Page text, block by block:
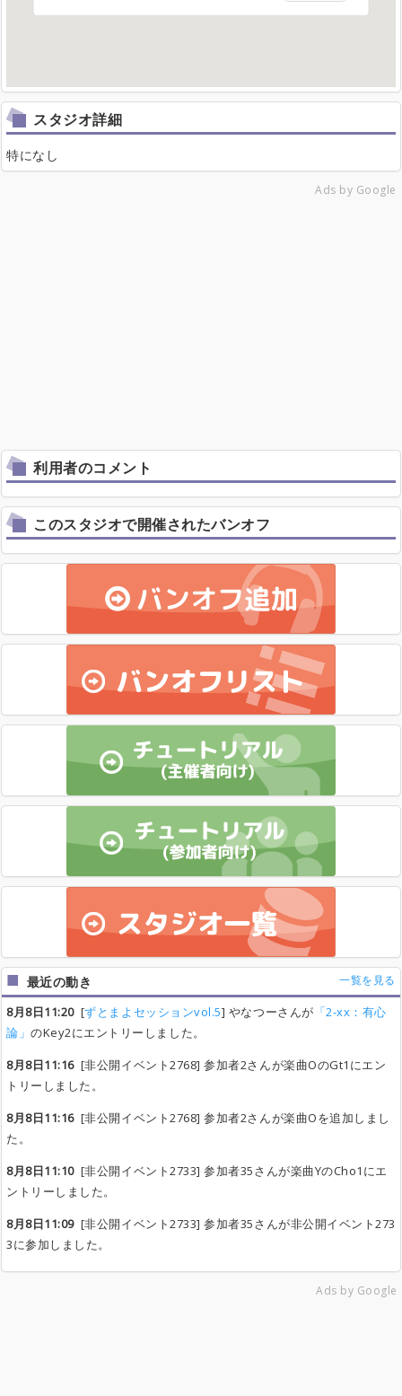
スタジオ詳細
特になし
Ads by Google
利用者のコメント
このスタジオで開催されたバンオフ
最近の動き 一覧を見る
8月8日11:20[ずとまよセッションvol.5] やなつーさんが 「2-xx：有心
論」のKey2にエントリーしました。
8月8日11:16[非公開イベント2768] 参加者2さんが楽曲OのGt1にエン
トリーしました。
8月8日11:16[非公開イベント2768] 参加者2さんが楽曲Oを追加しまし
た。
8月8日11:10[非公開イベント2733] 参加者35さんが楽曲YのCho1にエ
ントリーしました。
8月8日11:09[非公開イベント2733] 参加者35さんが非公開イベント273
3に参加しました。
Ads by Google